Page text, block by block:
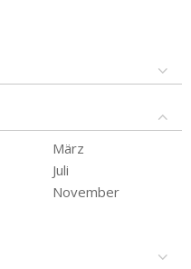
März
Juli
November